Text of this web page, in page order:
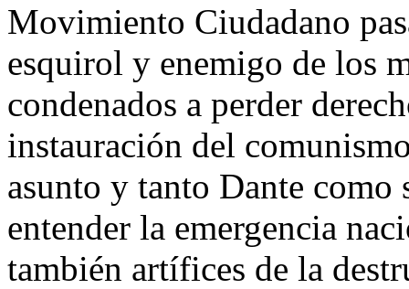
Movimiento Ciudadano
esquirol y enemigo de los
condenados a perder
instauración del
asunto y tanto Dante
entender la emergencia
también artífices de la